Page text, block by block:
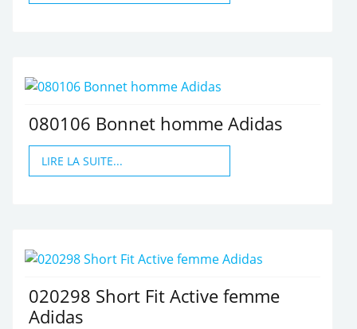
080106 Bonnet homme Adidas
LIRE LA SUITE...
020298 Short Fit Active femme
Adidas